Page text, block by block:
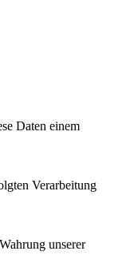
Daten einem
Verarbeitung
unserer